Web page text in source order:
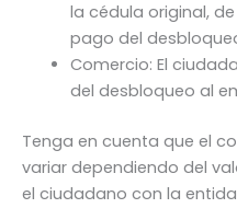
la cédula original,
pago del
Comercio: El
del desbloqueo al
Tenga en cuenta que el
variar dependiendo del
el ciudadano con la